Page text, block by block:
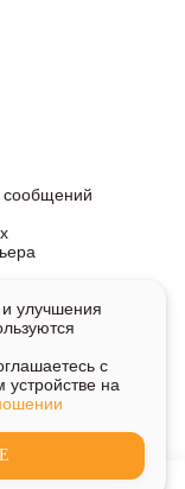
сообщений
является
информационный
и стоимости
нам.
улучшения
с
на